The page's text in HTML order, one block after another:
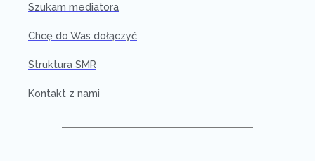
Szukam mediatora
Chcę do Was dołączyć
Struktura SMR
Kontakt z nami